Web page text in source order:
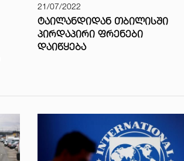
21/07/2022
ᲢᲐᲘᲚᲐᲜᲓᲘᲓᲐᲜ ᲗᲑᲘᲚᲘᲡᲨᲘ
ᲞᲘᲠᲓᲐᲞᲘᲠᲘ ᲤᲠᲔᲜᲔᲑᲘ
ᲓᲐᲘᲬᲧᲔᲑᲐ